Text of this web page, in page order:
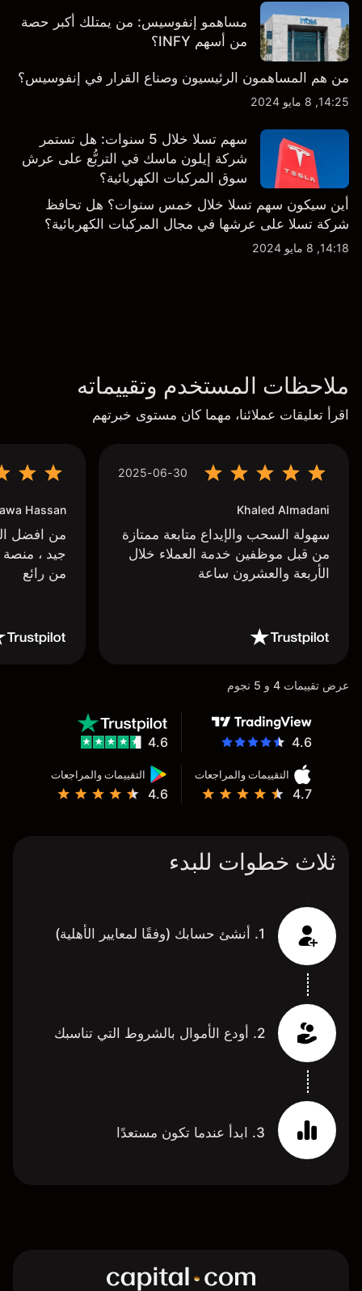
مساهمو إنفوسيس: من يمتلك أكبر حصة
من أسهم INFY؟
من هم المساهمون الرئيسيون وصناع القرار في إنفوسيس؟
14:25, 8 مايو 2024
سهم تسلا خلال 5 سنوات: هل تستمر
شركة إيلون ماسك في التربُّع على عرش
سوق المركبات الكهربائية؟
أين سيكون سهم تسلا خلال خمس سنوات؟ هل تحافظ
شركة تسلا على عرشها في مجال المركبات الكهربائية؟
14:18, 8 مايو 2024
ملاحظات المستخدم وتقييماته
اقرأ تعليقات عملائنا، مهما كان مستوى خبرتهم
2025-06-30
Khaled Almadani
سهولة السحب والإيداع متابعة ممتازة
من قبل موظفين خدمة العملاء خلال
الأربعة والعشرون ساعة
Hassan
من افضل
جيد ،
من رائع
عرض تقييمات 4 و 5 نجوم
4.6
التقييمات والمراجعات
4.7
التقييمات والمراجعات
4.6
4.6
ثلاث خطوات للبدء
1. أنشئ حسابك (وفقًا لمعايير الأهلية)
2. أودع الأموال بالشروط التي تناسبك
3. ابدأ عندما تكون مستعدًا